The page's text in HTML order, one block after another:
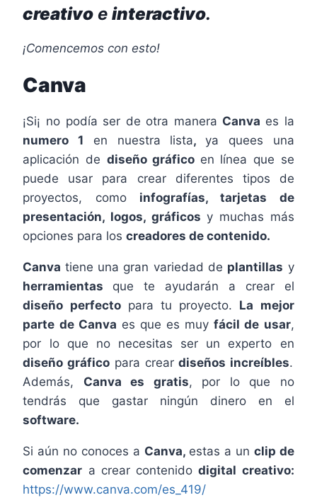
creativo einteractivo.
¡Comencemos con esto!
Canva
¡Si¡ no podía ser de otra manera Canva es la
numero 1 en nuestra lista,ya quees una
aplicación de diseño gráfico en línea que se
puede usar para crear diferentes tipos de
proyectos, como infografías, tarjetas de
presentación, logos, gráficos y muchas más
opciones para loscreadores de contenido.
Canva tiene una gran variedad de plantillas y
herramientas que te ayudarán a crear el
diseño perfectopara tu proyecto. La mejor
parte de Canva es que es muyfácil de usar,
por lo que no necesitas ser un experto en
diseño gráfico para creardiseños increíbles.
Además, Canva es gratis, por lo que no
tendrás que gastar ningún dinero en el
software.
Si aún no conoces a Canva, estas a un clip de
comenzar a crear contenidodigital creativo:
https://www.canva.com/es_419/